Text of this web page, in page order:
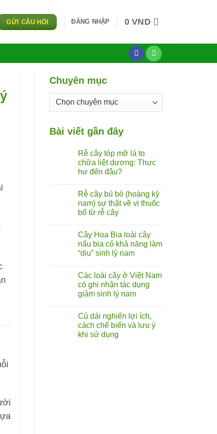
GỬI CÂU HỎI ĐĂNG NHẬP 0VND
Chuyên mục
Chuyên
Bài viết gần đây
Rễ cây tóp mỡ lá to
chữa liệt dương: Thực
hư đến đâu?
bình
luận
ở
Rễ
mỡ
lá
to
chữa
liệt
hư
đến
đâu?
Rễ cây bú bò (hoàng kỳ
nam) sự thật về vị thuốc
bổ từ rễ cây
bình
luận
ở
Rễ
bò
(hoàng
kỳ
nam)
sự
vị
thuốc
bổ
từ
Cây Hoa Bia loài cây
nấu bia có khả năng làm
“dịu” sinh lý nam
bình
luận
ở
Cây
loài
cây
nấu
bia
có
Các loài cây ở Việt Nam
có ghi nhận tác dụng
giảm sinh lý nam
bình
luận
ở
Các
Củ dái nghiến lợi ích,
cách chế biến và lưu ý
khi sử dụng